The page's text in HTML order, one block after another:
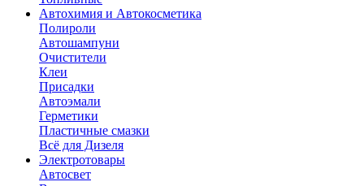
Автохимия и Автокосметика
Полироли
Автошампуни
Очистители
Клеи
Присадки
Автоэмали
Герметики
Пластичные смазки
Всё для Дизеля
Электротовары
Автосвет